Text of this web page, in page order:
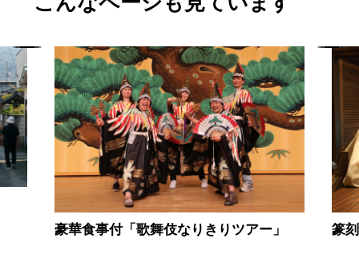
豪華食事付「歌舞伎なりきりツアー」 篆